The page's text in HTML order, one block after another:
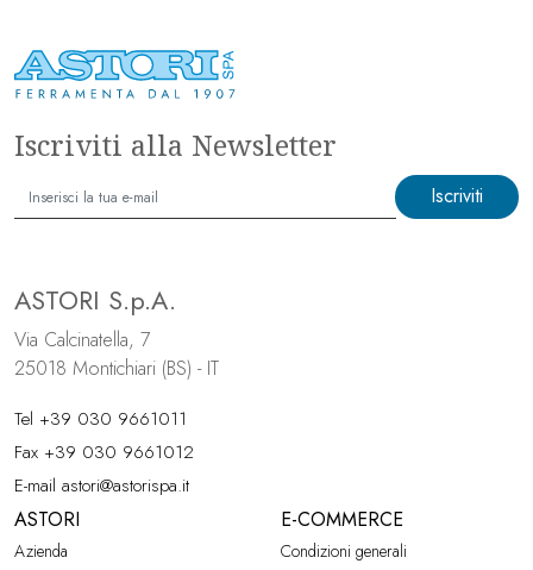
Iscriviti alla Newsletter
Iscriviti
ASTORI S.p.A.
Via Calcinatella, 7
25018 Montichiari (BS) - IT
Tel +39 030 9661011
Fax +39 030 9661012
E-mail astori@astorispa.it
ASTORI
Azienda
E-COMMERCE
Condizioni generali